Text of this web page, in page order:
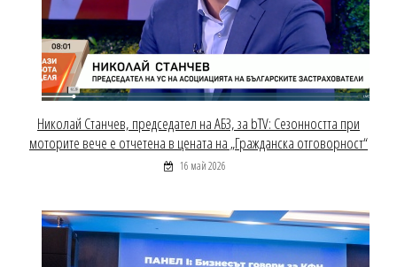
Николай Станчев, председател на АБЗ, за bTV: Сезонността при
моторите вече е отчетена в цената на „Гражданска отговорност“
16 май 2026